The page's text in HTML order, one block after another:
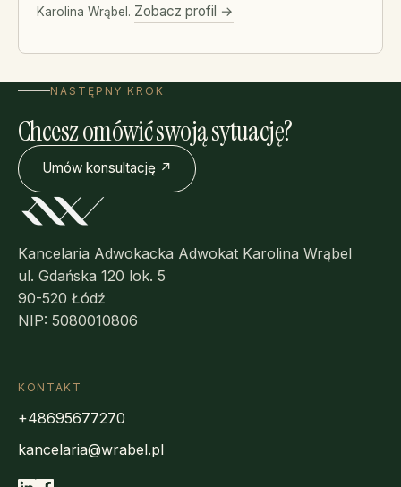
Karolina Wrąbel. Zobacz profil →
NASTĘPNY KROK
Chcesz omówić swoją sytuację?
Umów konsultację ↗
Kancelaria Adwokacka Adwokat Karolina Wrąbel
ul. Gdańska 120 lok. 5
90-520 Łódź
NIP: 5080010806
KONTAKT
+48695677270
kancelaria@wrabel.pl